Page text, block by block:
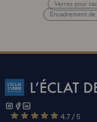
Verres pour
Encadrement de
4.7 / 5